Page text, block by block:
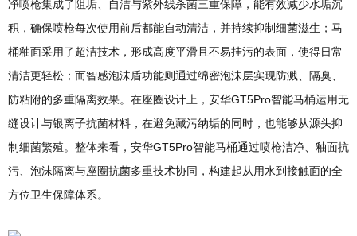
净喷枪集成了阻垢、自洁与紫外线杀菌三重保障，能有效减少水垢沉
积，确保喷枪每次使用前后都能自动清洁，并持续抑制细菌滋生；马
桶釉面采用了超洁技术，形成高度平滑且不易挂污的表面，使得日常
清洁更轻松；而智感泡沫盾功能则通过绵密泡沫层实现防溅、隔臭、
防粘附的多重隔离效果。在座圈设计上，安华GT5Pro智能马桶运用无
缝设计与银离子抗菌材料，在避免藏污纳垢的同时，也能够从源头抑
制细菌繁殖。整体来看，安华GT5Pro智能马桶通过喷枪洁净、釉面抗
污、泡沫隔离与座圈抗菌多重技术协同，构建起从用水到接触面的全
方位卫生保障体系。